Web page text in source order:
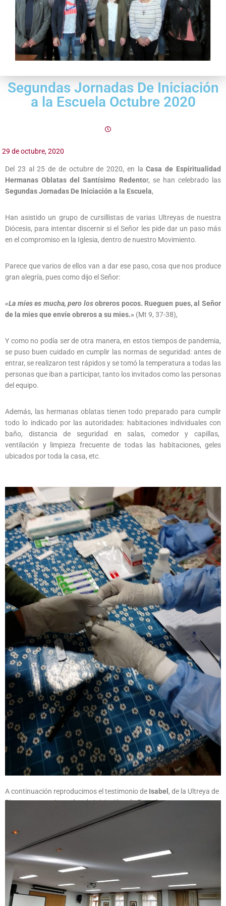
Segundas Jornadas De Iniciación
a la Escuela Octubre 2020
de octubre, 2020
Del 23 al 25 de de octubre de 2020, en laCasa de Espiritualidad
Hermanas Oblatas del Santísimo Redentor, se han celebrado las
Segundas Jornadas De Iniciación a la Escuela,
Han asistido un grupo de cursillistas de varias Ultreyas de nuestra
Diócesis, para intentar discernir si el Señor les pide dar un paso más
en el compromiso en la Iglesia, dentro de nuestro Movimiento.
Parece que varios de ellos van a dar ese paso, cosa que nos produce
gran alegría, pues como dijo el Señor:
«La mies es mucha, pero losobreros pocos. Rueguen pues, al Señor
de la mies que envíe obreros a su mies.» (Mt 9, 37-38),
Y como no podía ser de otra manera, en estos tiempos de pandemia,
se puso buen cuidado en cumplir las normas de seguridad: antes de
entrar, se realizaron test rápidos y se tomó la temperatura a todas las
personas que iban a participar, tanto los invitados como las personas
del equipo.
Además, las hermanas oblatas tienen todo preparado para cumplir
todo lo indicado por las autoridades: habitaciones individuales con
baño, distancia de seguridad en salas, comedor y capillas,
ventilación y limpieza frecuente de todas las habitaciones, geles
ubicados por toda la casa, etc.
A continuación reproducimos el testimonio de Isabel , de la Ultreya de
Pinto, en estas Jornadas de Iniciación a la Escuela: